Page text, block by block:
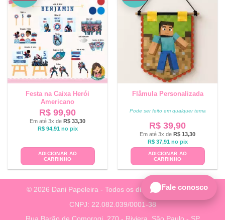
Festa na Caixa Herói
Americano
R$ 99,90
Em até 3x de R$ 33,30
R$94,91 no pix
ADICIONAR AO
CARRINHO
Flâmula Personalizada
Pode ser feito em qualquer tema
R$ 39,90
Em até 3x de R$ 13,30
R$37,91 no pix
ADICIONAR AO
CARRINHO
© 2026 Dani Papeleira - Todos os direitos reservados.
CNPJ: 22.082.039/0001-38
Fale conosco